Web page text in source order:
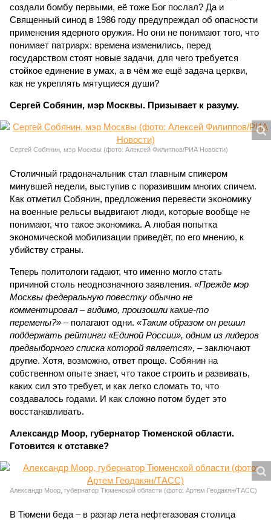
создали бомбу первыми, её тоже Бог послал? Да и
Священный синод в 1986 году предупреждал об опасности
применения ядерного оружия. Но они не понимают того, что
понимает патриарх: времена изменились, перед
государством стоят новые задачи, для чего требуется
стойкое единение в умах, а в чём же ещё задача церкви,
как не укреплять мятущиеся души?
Сергей Собянин, мэр Москвы. Призывает к разуму.
Сергей Собянин, мэр Москвы (фото: Алексей Филиппов/РИА Новости)
Столичный градоначальник стал главным спикером
минувшей недели, выступив с поразившим многих спичем.
Как отметил Собянин, предложения перевести экономику
на военные рельсы выдвигают люди, которые вообще не
понимают, что такое экономика. А любая попытка
экономической мобилизации приведёт, по его мнению, к
убийству страны.
Теперь политологи гадают, что именно могло стать
причиной столь неоднозначного заявления. «Прежде мэр
Москвы федеральную повестку обычно не
комментировал – видимо, произошли какие-то
перемены?» – полагают одни. «Таким образом он решил
поддержать рейтинги «Единой России», одним из лидеров
предвыборного списка которой является», – заключают
другие. Хотя, возможно, ответ проще. Собянин на
собственном опыте знает, что такое строить и развивать,
каких сил это требует, и как легко сломать то, что
создавалось годами. И как сложно потом будет это
восстанавливать.
Александр Моор, губернатор Тюменской области.
Готовится к отставке?
Александр Моор, губернатор Тюменской области (фото: Артем Геодакян/ТАСС)
В Тюмени беда – в разгар лета нефтегазовая столица